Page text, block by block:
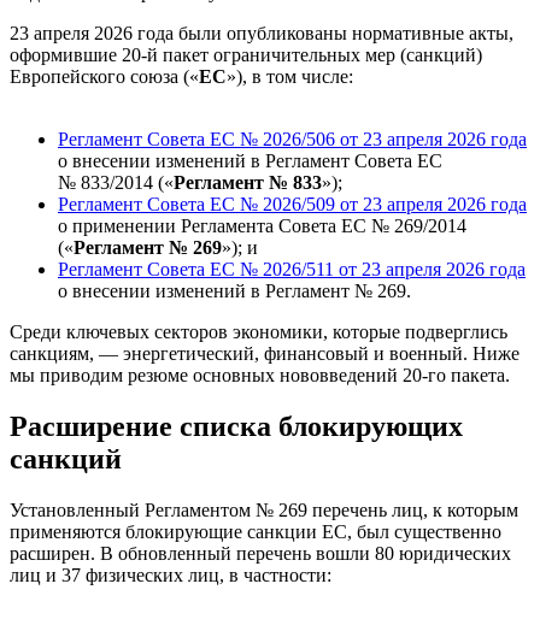
23 апреля 2026 года были опубликованы нормативные акты,
оформившие 20-й пакет ограничительных мер (санкций)
Европейского союза («ЕС»), в том числе:
Регламент Совета ЕС № 2026/506 от 23 апреля 2026 года
о внесении изменений в Регламент Совета ЕС
№ 833/2014 («Регламент № 833»);
Регламент Совета ЕС № 2026/509 от 23 апреля 2026 года
о применении Регламента Совета ЕС № 269/2014
(«Регламент № 269»); и
Регламент Совета ЕС № 2026/511 от 23 апреля 2026 года
о внесении изменений в Регламент № 269.
Среди ключевых секторов экономики, которые подверглись
санкциям, — энергетический, финансовый и военный. Ниже
мы приводим резюме основных нововведений 20-го пакета.
Расширение списка блокирующих
санкций
Установленный Регламентом № 269 перечень лиц, к которым
применяются блокирующие санкции ЕС, был существенно
расширен. В обновленный перечень вошли 80 юридических
лиц и 37 физических лиц, в частности: